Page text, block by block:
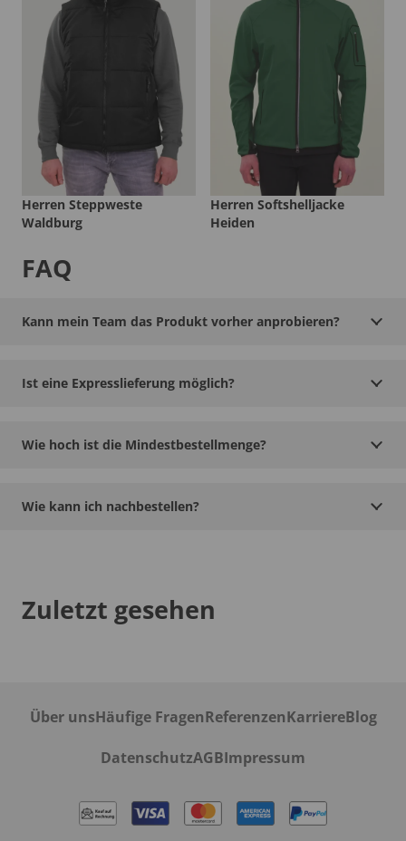
Herren Steppweste
Waldburg
Herren Softshelljacke
Heiden
FAQ
Kann mein Team das Produkt vorher anprobieren?
Ist eine Expresslieferung möglich?
Wie hoch ist die Mindestbestellmenge?
Wie kann ich nachbestellen?
Zuletzt gesehen
Über unsHäufige FragenReferenzenKarriereBlog
DatenschutzAGBImpressum